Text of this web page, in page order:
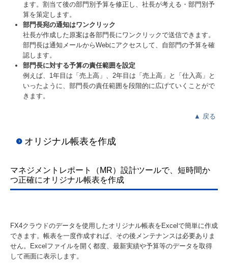
ます。割当て後の部門別予算を修正し、社長が考える・部門別予
算を策定します。
部門長宛の通知はワンクリック
社長が作成した原案は各部門長にワンクリックで送信できます。
部門長は通知メールからWebにアクセスして、自部門の予算を確
認します。
部門長に対する予算の責任範囲を設定
例えば、1年目は「売上高」、2年目は「売上高」と「仕入高」と
いったように、部門長の責任範囲を段階的に広げていくことがで
きます。
▲ 戻る
オリジナル帳表を作成
マネジメントレポート（MR）設計ツールで、短時間か
つ正確にオリジナル帳表を作成
FX4クラウドのデータを使用したオリジナル帳表をExcelで簡単に作成
できます。帳表を一度作成すれば、その後メンテナンスは必要ありま
せん。Excelファイルを開く都度、最新実績や予算等のデータを取得
して画面に表示します。